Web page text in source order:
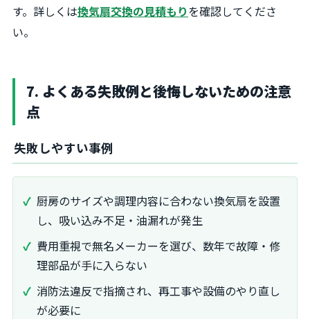
す。詳しくは換気扇交換の見積もりを確認してくださ
い。
7. よくある失敗例と後悔しないための注意
点
失敗しやすい事例
厨房のサイズや調理内容に合わない換気扇を設置
し、吸い込み不足・油漏れが発生
費用重視で無名メーカーを選び、数年で故障・修
理部品が手に入らない
消防法違反で指摘され、再工事や設備のやり直し
が必要に